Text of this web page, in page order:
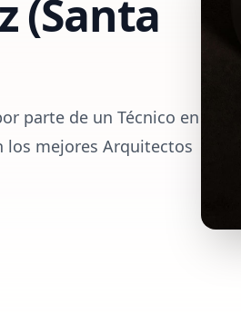
(Santa
parte de un Técnico en
los mejores Arquitectos